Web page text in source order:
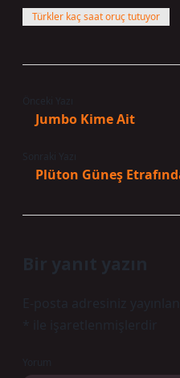
Türkler kaç saat oruç tutuyor
Jumbo Kime Ait
Plüton Güneş
Bir yanıt yazın
E-posta adresiniz
ile işaretlenmişlerdir